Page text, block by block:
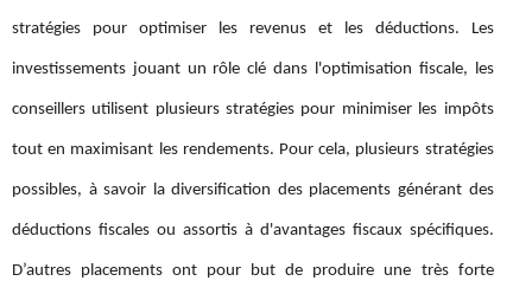
stratégies pour optimiser les revenus et les déductions. Les
investissements jouant un rôle clé dans l'optimisation fiscale, les
conseillers utilisent plusieurs stratégies pour minimiser les impôts
tout en maximisant les rendements. Pour cela, plusieurs stratégies
possibles, à savoir la diversification des placements générant des
déductions fiscales ou assortis à d'avantages fiscaux spécifiques.
D’autres placements ont pour but de produire une très forte